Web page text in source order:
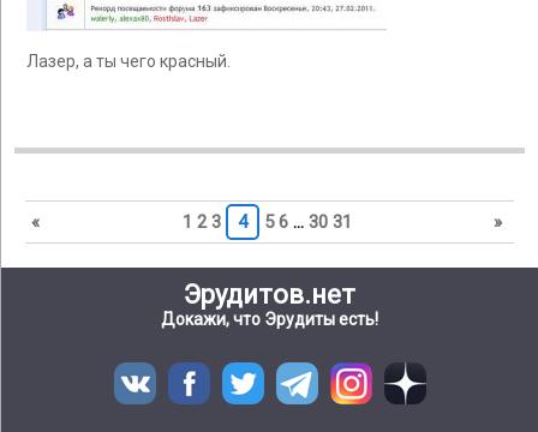
Лазер, а ты чего красный.
« 1 2 3 4 5 6 … 30 31 »
Эрудитов.нет
Докажи, что Эрудиты есть!